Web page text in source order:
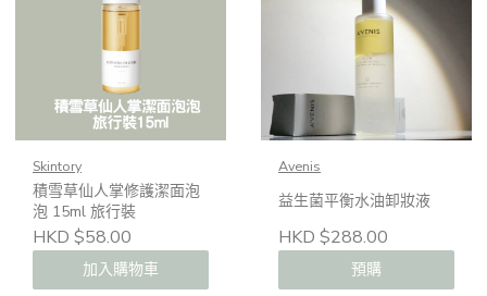
Skintory
積雪草仙人掌修護潔面泡
泡 15ml 旅行裝
HKD $58.00
加入購物車
Avenis
益生菌平衡水油卸妝液
HKD $288.00
預購